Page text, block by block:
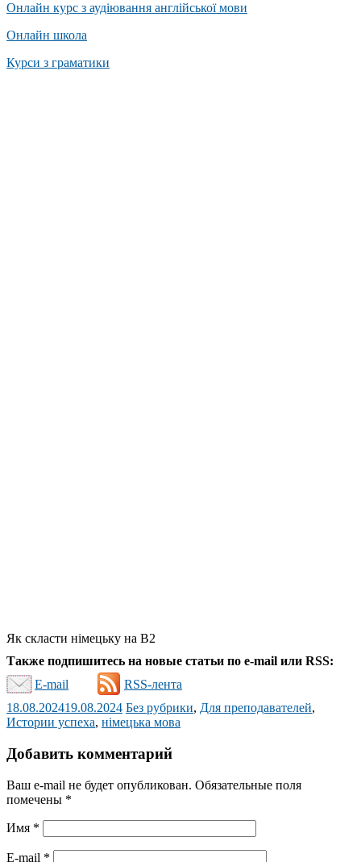
Онлайн курс з аудіювання англійської мови
Онлайн школа
Курси з граматики
Як скласти німецьку на В2
Также подпишитесь на новые статьи по e-mail или RSS:
E-mail
RSS-лента
18.08.202419.08.2024 Без рубрики, Для преподавателей,
Истории успеха, німецька мова
Добавить комментарий
Ваш e-mail не будет опубликован. Обязательные поля
помечены *
Имя *
E-mail *